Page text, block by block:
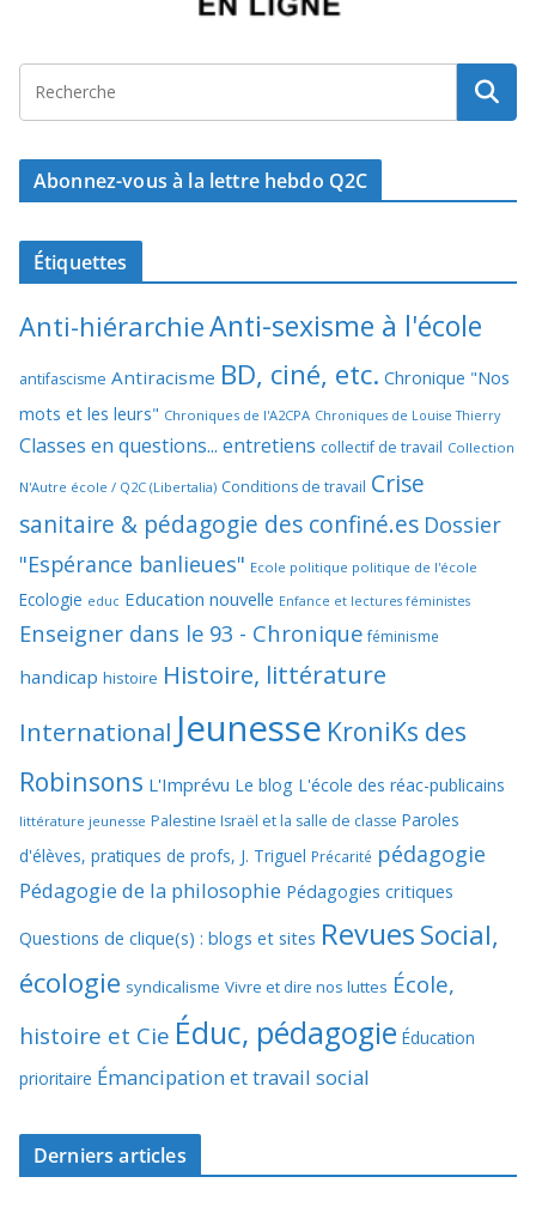
Abonnez-vous à la lettre hebdo Q2C
Étiquettes
Anti-hiérarchieAnti-sexisme à l'école
antifascisme Antiracisme BD, ciné, etc. Chronique "Nos
mots et les leurs" Chroniques de l'A2CPA Chroniques de Louise Thierry
Classes en questions... entretiens collectif de travail Collection
N'Autre école / Q2C (Libertalia) Conditions de travail Crise
sanitaire & pédagogie des confiné.es Dossier
"Espérance banlieues" Ecole politique politique de l'école
Ecologie educ Education nouvelle Enfance et lectures féministes
Enseigner dans le 93 - Chronique féminisme
handicap histoire Histoire, littérature
International Jeunesse KroniKs des
Robinsons L'Imprévu Le blog L'école des réac-publicains
littérature jeunesse Palestine Israël et la salle de classe Paroles
d'élèves, pratiques de profs, J. Triguel Précarité pédagogie
Pédagogie de la philosophie Pédagogies critiques
Questions de clique(s) : blogs et sites RevuesSocial,
écologie syndicalisme Vivre et dire nos luttes École,
histoire et Cie Éduc, pédagogie Éducation
prioritaire Émancipation et travail social
Derniers articles